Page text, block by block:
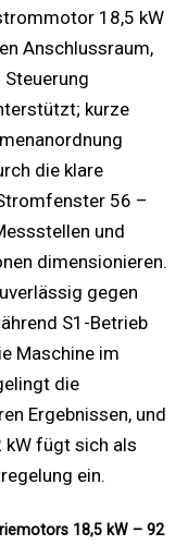
18,5 kW
Anschlussraum,
kurze
die klare
56 –
und
dimensionieren.
gegen
S1-Betrieb
Maschine im
die
Ergebnissen, und
kW fügt sich als
ein.
18,5 kW – 92